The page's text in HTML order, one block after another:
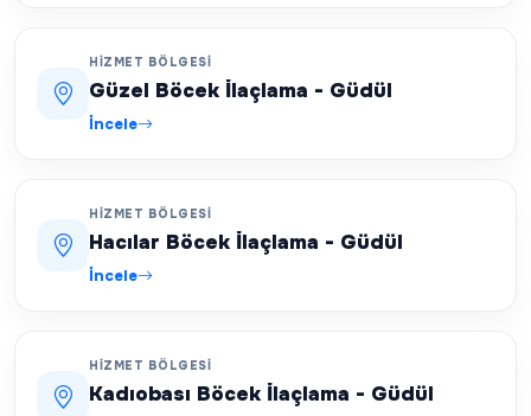
HIZMET BÖLGESI
Güzel Böcek İlaçlama - Güdül
İncele
HIZMET BÖLGESI
Hacılar Böcek İlaçlama - Güdül
İncele
HIZMET BÖLGESI
Kadıobası Böcek İlaçlama - Güdül